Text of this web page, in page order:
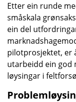
Etter ein runde
småskala
ein del
pilotprosjektet, er
utarbeidd ein god
løysingar i